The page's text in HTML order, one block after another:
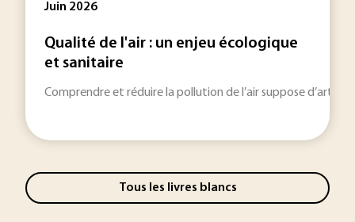
Juin 2026
Qualité de l'air : un enjeu écologique
et sanitaire
Comprendre et réduire la pollution de l’air suppose
Tous les livres blancs